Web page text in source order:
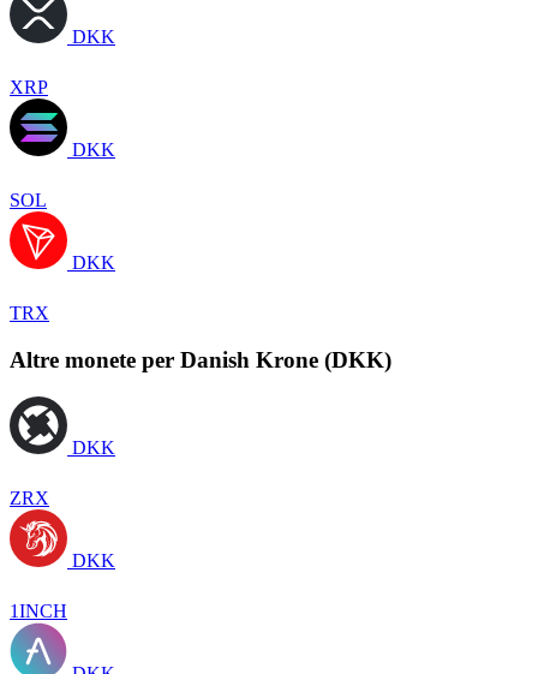
DKK
XRP
DKK
SOL
DKK
TRX
Altre monete per Danish Krone (DKK)
DKK
ZRX
DKK
1INCH